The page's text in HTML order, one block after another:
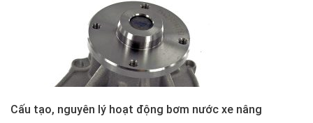
Cấu tạo, nguyên lý hoạt động bơm nước xe nâng